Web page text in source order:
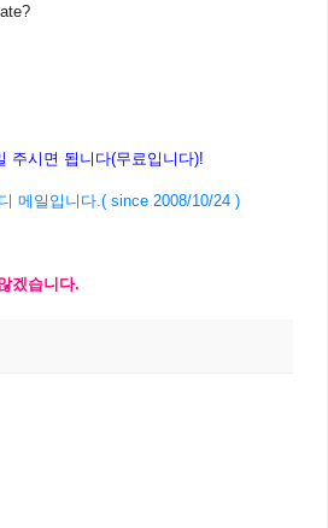
주시면 됩니다(무료입니다)!
메일입니다 .( since 2008/10/24 )
겠습니 다.